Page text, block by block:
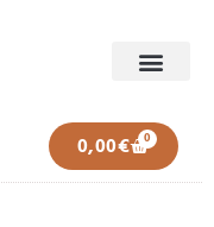
0,00€ 0